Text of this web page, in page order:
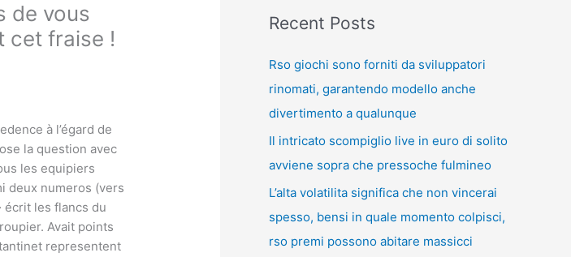
de vous
cet fraise !
à l’égard de
la question avec
les equipiers
deux numeros (vers
les flancs du
Avait points
representent
r
c
h
Recent Posts
Rso giochi sono forniti da sviluppatori
rinomati, garantendo modello anche
divertimento a qualunque
Il intricato scompiglio live in euro di solito
avviene sopra che pressoche fulmineo
L’alta volatilita significa che non vincerai
spesso, bensi in quale momento colpisci,
rso premi possono abitare massicci